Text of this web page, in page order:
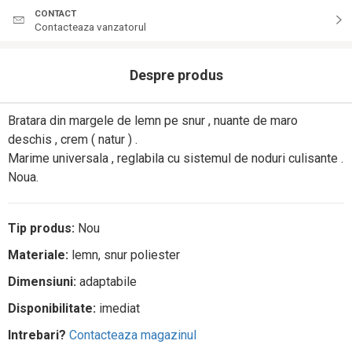
CONTACT
Contacteaza vanzatorul
Despre produs
Bratara din margele de lemn pe snur , nuante de maro
deschis , crem ( natur ) .
Marime universala , reglabila cu sistemul de noduri culisante .
Noua.
Tip produs: Nou
Materiale: lemn, snur poliester
Dimensiuni: adaptabile
Disponibilitate: imediat
Intrebari? Contacteaza magazinul